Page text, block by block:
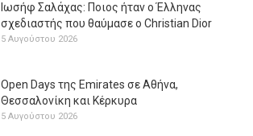
Ιωσήφ Σαλάχας: Ποιος ήταν ο Έλληνας
σχεδιαστής που θαύμασε ο Christian Dior
5 Αυγούστου 2026
Open Days της Emirates σε Αθήνα,
Θεσσαλονίκη και Κέρκυρα
5 Αυγούστου 2026